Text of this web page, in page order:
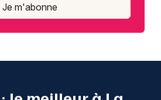
Je m'abonne